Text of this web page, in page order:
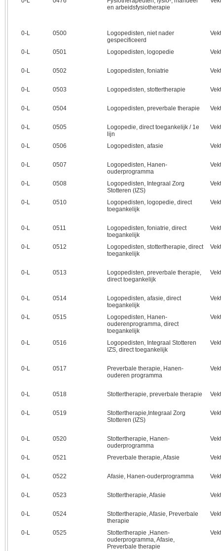
en arbeidsfysiotherapie
0‑L 0500
Logopedisten, niet nader
gespecificeerd
0‑L 0501 Logopedisten, logopedie
0‑L 0502 Logopedisten, foniatrie
0‑L 0503 Logopedisten, stottertherapie
0‑L 0504 Logopedisten, preverbale therapie
0‑L 0505
Logopedie, direct toegankelijk / 1e
lijn
0‑L 0506 Logopedisten, afasie
0‑L 0507
Logopedisten, Hanen-
ouderprogramma
0‑L 0508
Logopedisten, Integraal Zorg
Stotteren (IZS)
0‑L 0510
Logopedisten, logopedie, direct
toegankelijk
0‑L 0511
Logopedisten, foniatrie, direct
toegankelijk
0‑L 0512
Logopedisten, stottertherapie, direct
toegankelijk
0‑L 0513
Logopedisten, preverbale therapie,
direct toegankelijk
0‑L 0514
Logopedisten, afasie, direct
toegankelijk
0‑L 0515
Logopedisten, Hanen-
ouderenprogramma, direct
toegankelijk
0‑L 0516
Logopedisten, Integraal Stotteren
IZS, direct toegankelijk
0‑L 0517
Preverbale therapie, Hanen-
ouderen programma
0‑L 0518 Stottertherapie, preverbale therapie
0‑L 0519
Stottertherapie,Integraal Zorg
Stotteren (IZS)
0‑L 0520
Stottertherapie, Hanen-
ouderprogramma
0‑L 0521 Preverbale therapie, Afasie
0‑L 0522 Afasie, Hanen-ouderprogramma
0‑L 0523 Stottertherapie, Afasie
0‑L 0524
Stottertherapie, Afasie, Preverbale
therapie
0‑L 0525
Stottertherapie ,Hanen-
ouderprogramma, Afasie,
Preverbale therapie